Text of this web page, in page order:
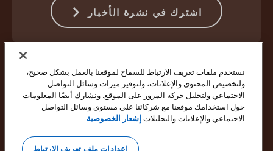
اشترك في نشرة الأخبار
إشعار الخصوصية
إعدادات ملفات تعريف الارتباط
جميع الحقوق محفوظة. لم تعد ترغب في تلقي تحديثات بالبريد الإلكتروني؟
إلغاء الاشتراك هنا
لتحديث جميع تفضيلات البريد الإلكتروني الأخرى الخاصة بشركة UPS أو إلغاء
نستخدم ملفات تعريف الارتباط للسماح لموقعنا بالعمل بشكل صحيح،
ولتخصيص المحتوى والإعلانات، ولتوفير ميزات وسائل التواصل
الاجتماعي ولتحليل حركة المرور على الموقع. ونشارك أيضًا المعلومات
حول استخدامك موقعنا مع شركائنا على مستوى وسائل التواصل
الاجتماعي والإعلانات والتحليلات. إشعار الخصوصية
إعدادات ملف تعريف الارتباط